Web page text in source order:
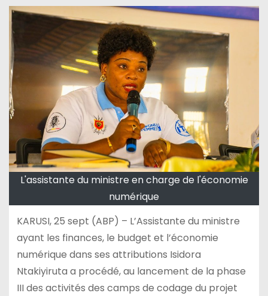
L'assistante du ministre en charge de l'économie
numérique
KARUSI, 25 sept (ABP) – L’Assistante du ministre
ayant les finances, le budget et l’économie
numérique dans ses attributions Isidora
Ntakiyiruta a procédé, au lancement de la phase
III des activités des camps de codage du projet